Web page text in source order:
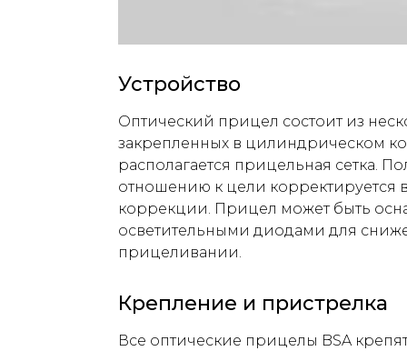
Устройство
Оптический прицел состоит из
закрепленных в цилиндрическом
располагается прицельная сетка.
отношению к цели корректируется
коррекции. Прицел может быть
осветительными диодами для
прицеливании.
Крепление и пристрелка
Все оптические прицелы BSA